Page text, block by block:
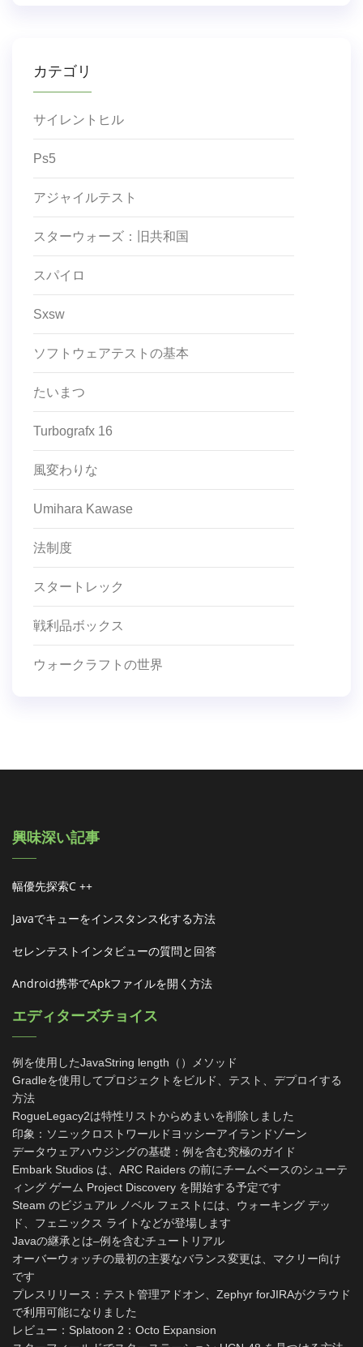
カテゴリ
サイレントヒル
Ps5
アジャイルテスト
スターウォーズ：旧共和国
スパイロ
Sxsw
ソフトウェアテストの基本
たいまつ
Turbografx 16
風変わりな
Umihara Kawase
法制度
スタートレック
戦利品ボックス
ウォークラフトの世界
興味深い記事
幅優先探索c ++
Javaでキューをインスタンス化する方法
セレンテストインタビューの質問と回答
Android携帯でapkファイルを開く方法
エディターズチョイス
例を使用したJavaString length（）メソッド
Gradleを使用してプロジェクトをビルド、テスト、デプロイする
方法
RogueLegacy2は特性リストからめまいを削除しました
印象：ソニックロストワールドヨッシーアイランドゾーン
データウェアハウジングの基礎：例を含む究極のガイド
Embark Studios は、ARC Raiders の前にチームベースのシューテ
ィング ゲーム Project Discovery を開始する予定です
Steam のビジュアル ノベル フェストには、ウォーキング デッ
ド、フェニックス ライトなどが登場します
Javaの継承とは–例を含むチュートリアル
オーバーウォッチの最初の主要なバランス変更は、マクリー向け
です
プレスリリース：テスト管理アドオン、Zephyr forJIRAがクラウド
で利用可能になりました
レビュー：Splatoon 2：Octo Expansion